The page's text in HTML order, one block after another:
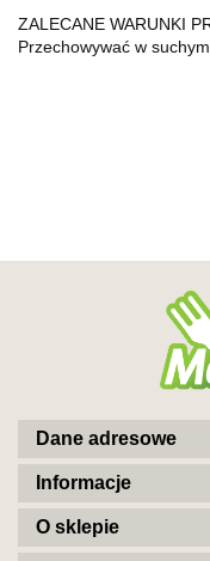
ZALECANE WARUNKI
Przechowywać w
Dane adresowe
Informacje
O sklepie